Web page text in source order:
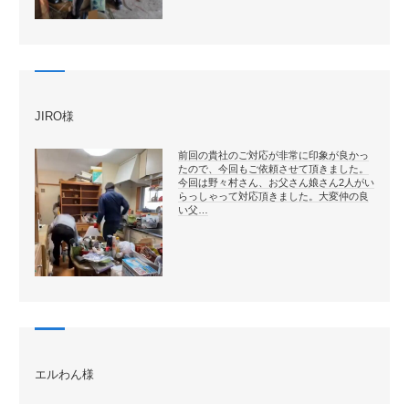
JIRO様
前回の貴社のご対応が非常に印象が良かっ
たので、今回もご依頼させて頂きました。
今回は野々村さん、お父さん娘さん2人がい
らっしゃって対応頂きました。大変仲の良
い父…
エルわん様